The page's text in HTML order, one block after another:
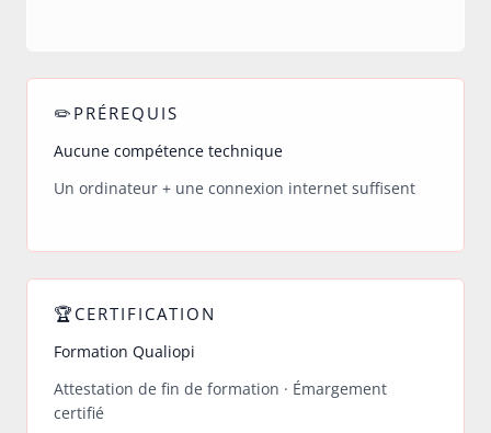
✏️PRÉREQUIS
Aucune compétence technique
Un ordinateur + une connexion internet suffisent
🏆CERTIFICATION
Formation Qualiopi
Attestation de fin de formation · Émargement
certifié